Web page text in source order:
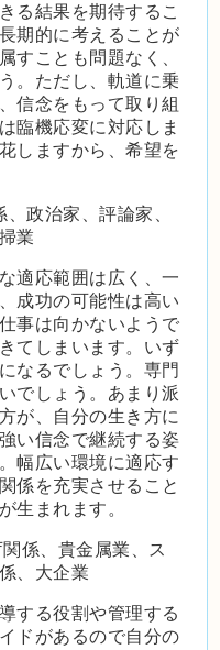
る結果を期待するこ
期的に考えることが
すことも問題なく、
。ただし、軌道に乗
信念をもって取り組
臨機応変に対応しま
しますから、希望を
政治家、評論家、
業
適応範囲は広く、一
成功の可能性は高い
事は向かないようで
てしまいます。いず
なるでしょう。専門
でしょう。あまり派
が、自分の生き方に
い信念で継続する姿
幅広い環境に適応す
係を充実させること
生まれます。
係、貴金属業、ス
、大企業
する役割や管理する
ドがあるので自分の